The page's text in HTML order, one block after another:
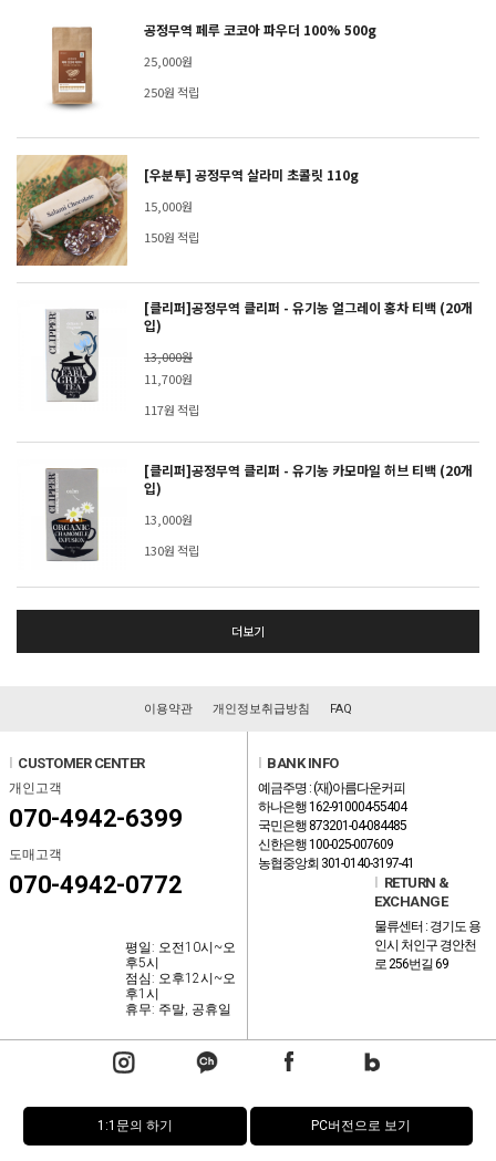
공정무역 페루 코코아 파우더 100% 500g
25,000원
250원 적립
[우분투] 공정무역 살라미 초콜릿 110g
15,000원
150원 적립
[클리퍼]공정무역 클리퍼 - 유기농 얼그레이 홍차 티백 (20개
입)
13,000원
11,700원
117원 적립
[클리퍼]공정무역 클리퍼 - 유기농 카모마일 허브 티백 (20개
입)
13,000원
130원 적립
더보기
이용약관 개인정보취급방침 FAQ
CUSTOMER CENTER
개인고객
070-4942-6399
도매고객
070-4942-0772
평일: 오전10시~오
후5시
점심: 오후12시~오
후1시
휴무: 주말, 공휴일
BANK INFO
예금주명 : (재)아름다운커피
하나은행 162-910004-55404
국민은행 873201-04-084485
신한은행 100-025-007609
농협중앙회 301-0140-3197-41
RETURN &
EXCHANGE
물류센터 : 경기도 용
인시 처인구 경안천
로 256번길 69
1:1문의 하기 PC버전으로 보기